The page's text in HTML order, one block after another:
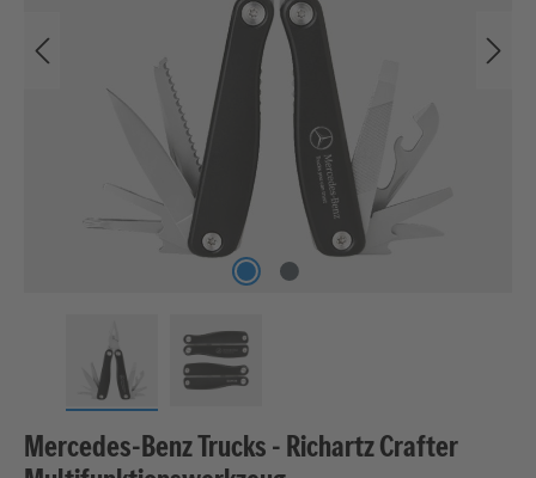
Mercedes-Benz Trucks - Richartz Crafter